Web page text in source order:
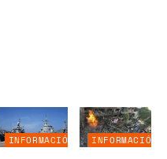
INFORMACIÓN
INFORMACIÓN